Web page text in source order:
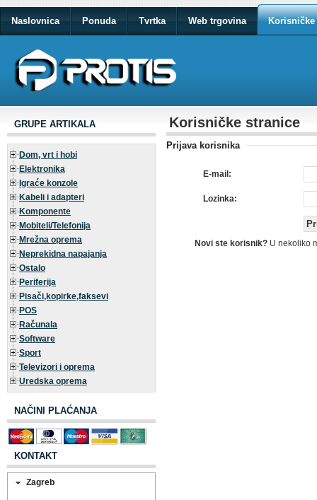
Naslovnica Ponuda Tvrtka Web trgovina Korisničke
GRUPE ARTIKALA
Dom, vrt i hobi
Elektronika
Igraće konzole
Kabeli i adapteri
Komponente
Mobiteli/Telefonija
Mrežna oprema
Neprekidna napajanja
Ostalo
Periferija
Pisači,kopirke,faksevi
POS
Računala
Software
Sport
Televizori i oprema
Uredska oprema
NAČINI PLAĆANJA
KONTAKT
Zagreb
Korisničke stranice
Prijava korisnika
E-mail:
Lozinka:
Novi ste korisnik? U nekoliko